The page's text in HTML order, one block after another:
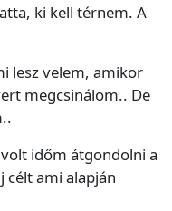
ki kell térnem. A
lesz velem, amikor
megcsinálom.. De
időm átgondolni a
célt ami alapján